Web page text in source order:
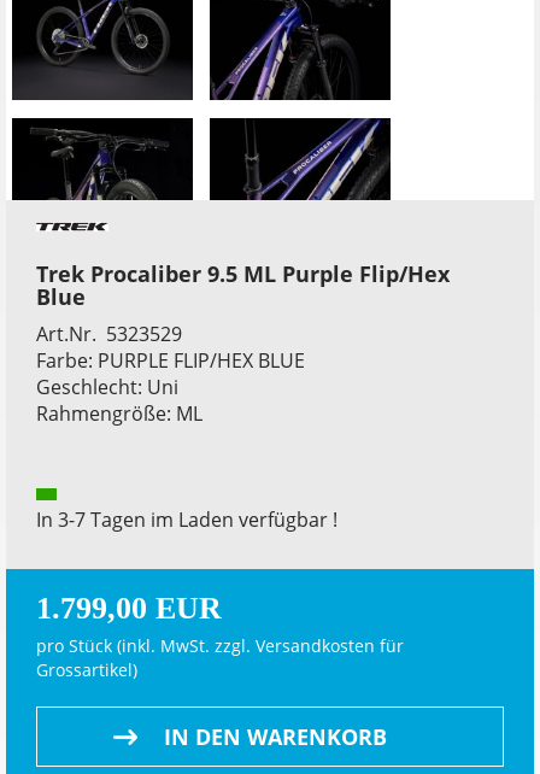
Trek Procaliber 9.5 ML Purple Flip/Hex
Blue
Art.Nr. 5323529
Farbe: PURPLE FLIP/HEX BLUE
Geschlecht: Uni
Rahmengröße: ML
In 3-7 Tagen im Laden verfügbar !
1.799,00 EUR
pro Stück (inkl. MwSt. zzgl. Versandkosten für
Grossartikel)
IN DEN WARENKORB